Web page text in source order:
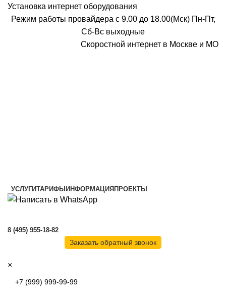
Установка интернет оборудования
Режим работы провайдера с 9.00 до 18.00(Мск) Пн-Пт,
Сб-Вс выходные
Скоростной интернет в Москве и МО
УСЛУГИТАРИФЫИНФОРМАЦИЯПРОЕКТЫ
8 (495) 955-18-82
Заказать обратный звонок
×